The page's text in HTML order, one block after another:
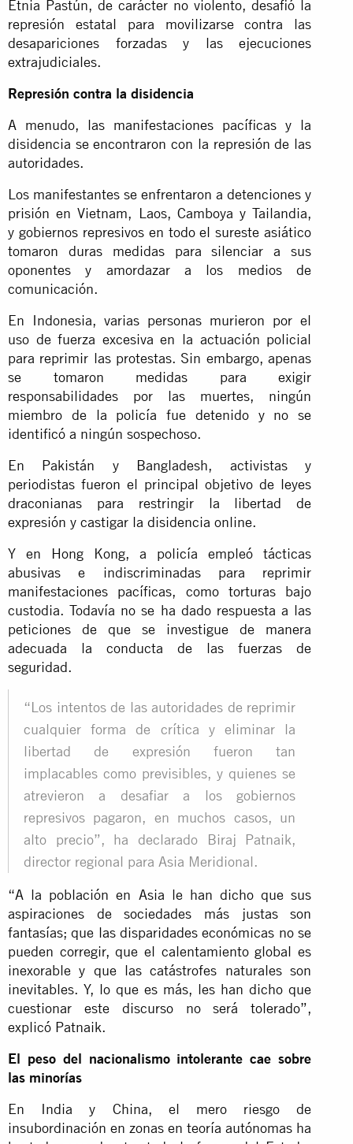
Etnia Pastún, de carácter no violento, desafió la
represión estatal para movilizarse contra las
desapariciones forzadas y las ejecuciones
extrajudiciales.
Represión contra la disidencia
A menudo, las manifestaciones pacíficas y la
disidencia se encontraron con la represión de las
autoridades.
Los manifestantes se enfrentaron a detenciones y
prisión en Vietnam, Laos, Camboya y Tailandia,
y gobiernos represivos en todo el sureste asiático
tomaron duras medidas para silenciar a sus
oponentes y amordazar a los medios de
comunicación.
En Indonesia, varias personas murieron por el
uso de fuerza excesiva en la actuación policial
para reprimir las protestas. Sin embargo, apenas
se tomaron medidas para exigir
responsabilidades por las muertes, ningún
miembro de la policía fue detenido y no se
identificó a ningún sospechoso.
En Pakistán y Bangladesh, activistas y
periodistas fueron el principal objetivo de leyes
draconianas para restringir la libertad de
expresión y castigar la disidencia online.
Y en Hong Kong, a policía empleó tácticas
abusivas e indiscriminadas para reprimir
manifestaciones pacíficas, como torturas bajo
custodia. Todavía no se ha dado respuesta a las
peticiones de que se investigue de manera
adecuada la conducta de las fuerzas de
seguridad.
“Los intentos de las autoridades de reprimir
cualquier forma de crítica y eliminar la
libertad de expresión fueron tan
implacables como previsibles, y quienes se
atrevieron a desafiar a los gobiernos
represivos pagaron, en muchos casos, un
alto precio”, ha declarado Biraj Patnaik,
director regional para Asia Meridional.
“A la población en Asia le han dicho que sus
aspiraciones de sociedades más justas son
fantasías; que las disparidades económicas no se
pueden corregir, que el calentamiento global es
inexorable y que las catástrofes naturales son
inevitables. Y, lo que es más, les han dicho que
cuestionar este discurso no será tolerado”,
explicó Patnaik.
El peso del nacionalismo intolerante cae sobre
las minorías
En India y China, el mero riesgo de
insubordinación en zonas en teoría autónomas ha